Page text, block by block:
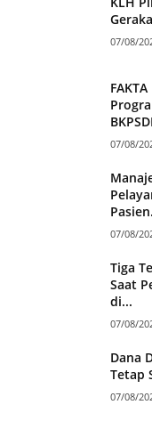
07/08/
07/08/
07/08/
Tiga
Saat
di...
07/08/
Dana
Tetap
07/08/